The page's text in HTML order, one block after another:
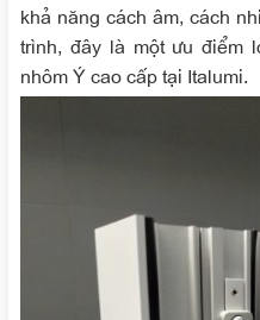
khả năng cách âm, cách
trình, đây là một ưu điểm
nhôm Ý cao cấp tại Italumi.